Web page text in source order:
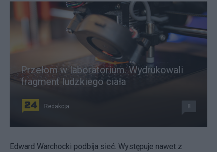
Przełom w laboratorium. Wydrukowali
fragment ludzkiego ciała
Redakcja 8
Edward Warchocki podbija sieć. Występuje nawet z